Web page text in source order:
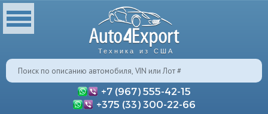
Техника из США
+7 (967) 555-42-15
+375 (33) 300-22-66